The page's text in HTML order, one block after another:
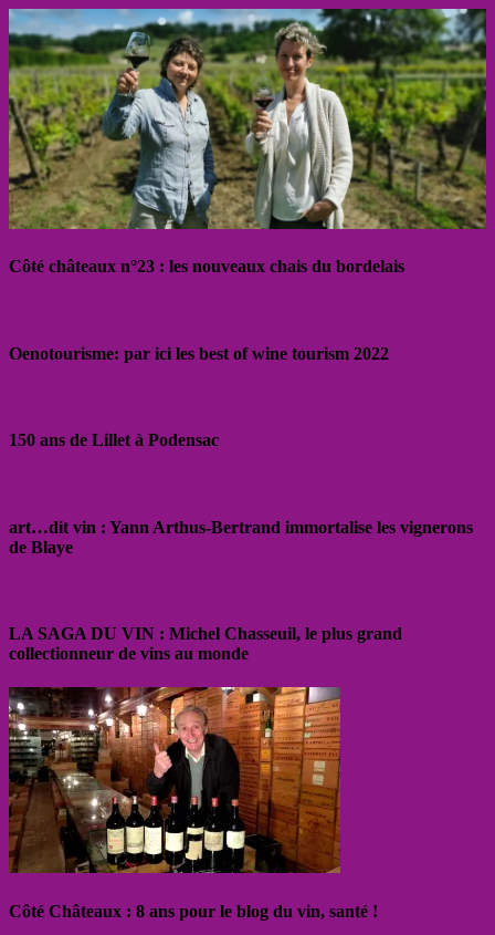
Côté châteaux n°23 : les nouveaux chais du bordelais
Oenotourisme: par ici les best of wine tourism 2022
150 ans de Lillet à Podensac
art…dit vin : Yann Arthus-Bertrand immortalise les vignerons
de Blaye
LA SAGA DU VIN : Michel Chasseuil, le plus grand
collectionneur de vins au monde
Côté Châteaux : 8 ans pour le blog du vin, santé !